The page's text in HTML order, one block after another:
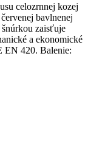
celozrnnej kozej
bavlnenej
zaisťuje
a ekonomické
EN 420. Balenie: